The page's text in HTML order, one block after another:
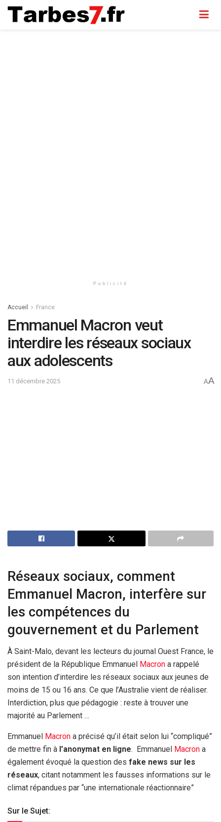
Publicité
Accueil France
Emmanuel Macron veut
interdire les réseaux sociaux
aux adolescents
11 décembre 2025 AA
Réseaux sociaux, comment
Emmanuel Macron, interfère sur
les compétences du
gouvernement et du Parlement
À Saint-Malo, devant les lecteurs du journal Ouest France, le
président de la République Emmanuel Macron a rappelé
son intention d’interdire les réseaux sociaux aux jeunes de
moins de 15 ou 16 ans. Ce que l’Australie vient de réaliser.
Interdiction, plus que pédagogie : reste à trouver une
majorité au Parlement …
Emmanuel Macron a précisé qu’il était selon lui “compliqué”
de mettre fin à l’anonymat en ligne. Emmanuel Macron a
également évoqué la question des fake news sur les
réseaux, citant notamment les fausses informations sur le
climat répandues par “une internationale réactionnaire”
Sur le Sujet: